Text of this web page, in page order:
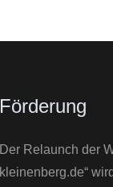
Förderung
Der Relaunch der
kleinenberg.de“